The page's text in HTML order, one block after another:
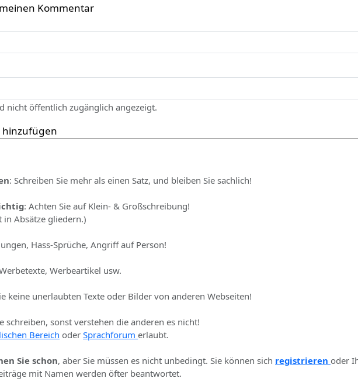
Kommentar
nicht öffentlich zugänglich angezeigt.
hinzufügen
: Schreiben Sie mehr als einen Satz, und bleiben Sie sachlich!
: Achten Sie auf Klein- & Großschreibung!
in Absätze gliedern.)
Hass-Sprüche, Angriff auf Person!
Werbeartikel usw.
keine unerlaubten Texte oder Bilder von anderen Webseiten!
schreiben, sonst verstehen die anderen es nicht!
Bereich oder Sprachforum erlaubt.
Sie schon, aber Sie müssen es nicht unbedingt. Sie können sich registrieren oder
mit Namen werden öfter beantwortet.